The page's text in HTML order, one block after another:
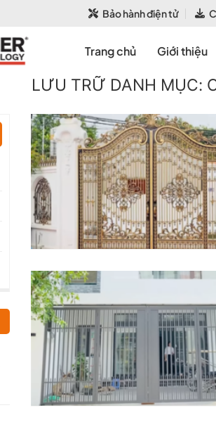
Bảo hành điện tử
Trang chủ Giới thiệu
LƯU TRỮ DANH MỤC: